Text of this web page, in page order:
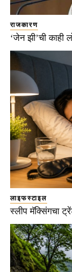
राजकारण
‘जेन झी’ची काही
लाइफस्टाइल
स्लीप मॅक्सिंगचा